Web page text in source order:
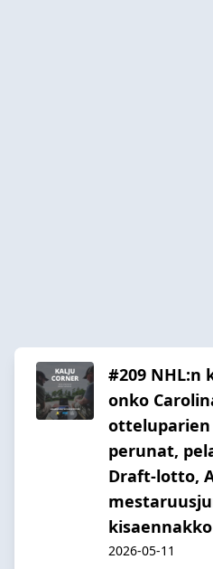
#209 NHL:n
onko
perunat,
Draft-lotto,
kisaennakko
2026-05-11